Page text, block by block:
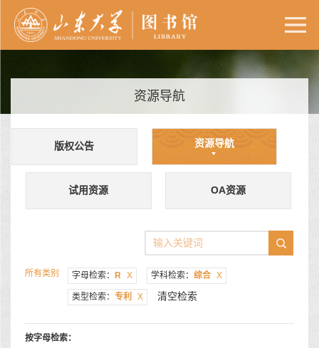
资源导航
版权公告 资源导航
试用资源 OA资源
所有类别 字母检索： R X 学科检索： 综合 X
类型检索： 专利 X 清空检索
按字母检索：